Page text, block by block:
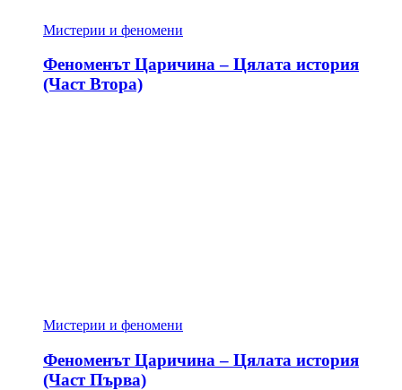
Мистерии и феномени
Феноменът Царичина – Цялата история
(Част Втора)
Мистерии и феномени
Феноменът Царичина – Цялата история
(Част Първа)